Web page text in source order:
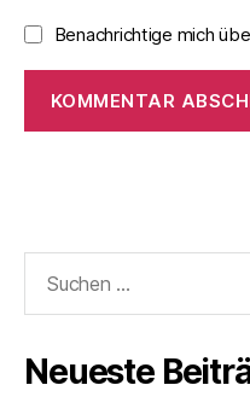
Benachrichtige mich
nach:
Neueste